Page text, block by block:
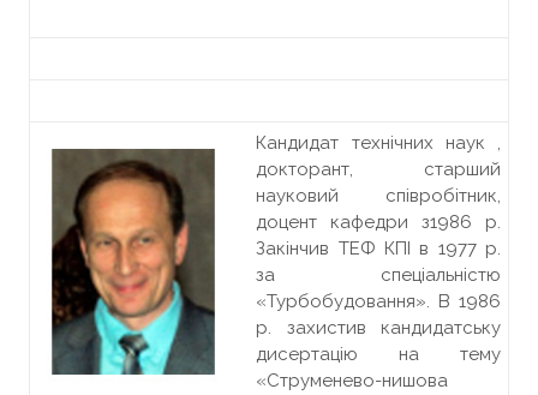
Кандидат технічних наук ,
докторант, старший
науковий співробітник,
доцент кафедри з1986 р.
Закінчив ТЕФ КПІ в 1977 р.
за спеціальністю
«Турбобудовання». В 1986
р. захистив кандидатську
дисертацію на тему
«Струменево-нишова